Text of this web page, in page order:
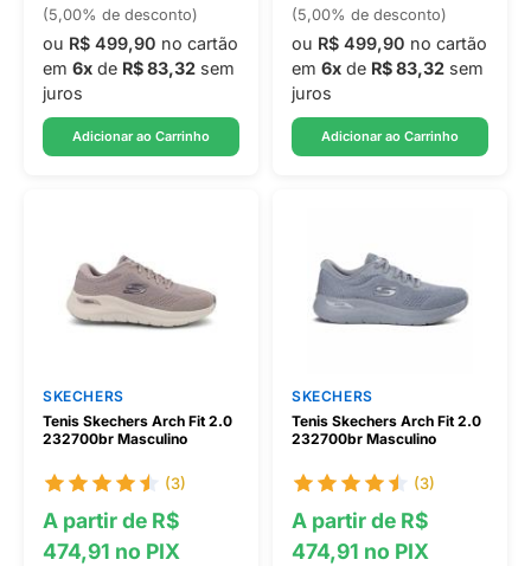
(5,00% de desconto)
ou R$ 499,90 no cartão
em 6x de R$ 83,32 sem
juros
Adicionar ao Carrinho
(5,00% de desconto)
ou R$ 499,90 no cartão
em 6x de R$ 83,32 sem
juros
Adicionar ao Carrinho
SKECHERS
Tenis Skechers Arch Fit 2.0
232700br Masculino
(3)
A partir de R$
474,91 no PIX
SKECHERS
Tenis Skechers Arch Fit 2.0
232700br Masculino
(3)
A partir de R$
474,91 no PIX